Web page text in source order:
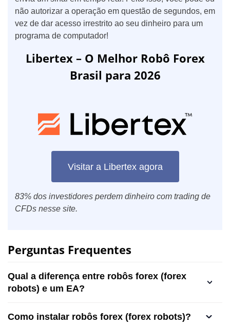
não autorizar a operação em questão de segundos, em
vez de dar acesso irrestrito ao seu dinheiro para um
programa de computador!
Libertex – O Melhor Robô Forex
Brasil para 2026
Visitar a Libertex agora
83% dos investidores perdem dinheiro com trading de
CFDs nesse site.
Perguntas Frequentes
Qual a diferença entre robôs forex (forex
robots) e um EA?
Como instalar robôs forex (forex robots)?